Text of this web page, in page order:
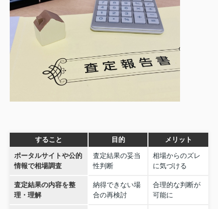
すること 目的 メリット
ポータルサイトや公的
情報で相場調査
査定結果の妥当
性判断
相場からのズレ
に気づける
査定結果の内容を整
理・理解
納得できない場
合の再検討
合理的な判断が
可能に